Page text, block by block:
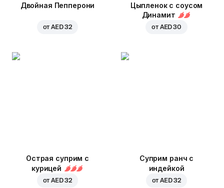
Двойная Пепперони
отAED 32
Цыпленок с соусом
Динамит
от AED 30
Острая суприм с
курицей
отAED 32
Суприм ранч с
индейкой
отAED 32